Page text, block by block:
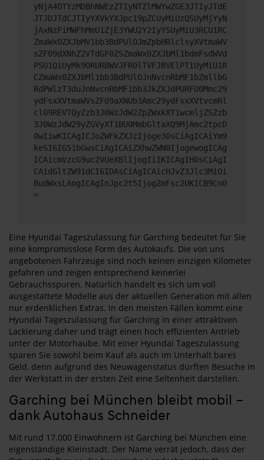
yNjA4OTYzMDBhNWEzZTIyNTZlMWYwZGE3JTIyJTdE
JTJDJTdCJTIyYXVkYXJpc19pZCUyMiUzQSUyMjYyN
jAxNzFiMWFhMmU1ZjE3YWU2Y2IyYSUyMiU3RCU1RC
ZmaWx0ZXJbMV1bb3BdPUlOJmZpbHRlclsyXVtmaWV
sZF09dXNhZ2VTdGF0ZSZmaWx0ZXJbMl1bdmFsdWVd
PSU1QiUyMk9ORURBWVJFR0lTVFJBVElPTiUyMiU1R
CZmaWx0ZXJbMl1bb3BdPUlOJnNvcnRbMF1bZmllbG
RdPWlzT3duJnNvcnRbMF1bb3JkZXJdPURFU0Mmc29
ydFsxXVtmaWVsZF09aXNUb3Amc29ydFsxXVtvcmRl
cl09REVTQyZzb3J0WzJdW2ZpZWxkXT1wcmljZSZzb
3J0WzJdW29yZGVyXT1BU0MmbGltaXQ9MjAmc2tpcD
0wIiwKICAgICJoZWFkZXJzIjoge30sCiAgICAiYm9
keSI6IG51bGwsCiAgICAiZXhwZWN0IjogewogICAg
ICAicmVzcG9uc2VUeXBlIjogIiIKICAgIH0sCiAgI
CAidGltZW91dCI6IDAsCiAgICAicHJvZ3Jlc3MiOi
BudWxsLAogICAgInJpc2t5IjogZmFsc2UKICB9Cn0
=
Eine Hyundai Tageszulassung für Garching bedeutet für Sie
eine kompromisslose Form des Autokaufs. Die von uns
angebotenen Fahrzeuge sind noch keinen einzigen Kilometer
gefahren und zeigen entsprechend keinerlei
Gebrauchsspuren. Natürlich handelt es sich um voll
ausgestattete Modelle aus der aktuellen Generation mit allen
nur erdenklichen Extras. In den meisten Fällen kommt eine
Hyundai Tageszulassung für Garching in einer attraktiven
Lackierung daher und trägt einen hoch effizienten Antrieb
unter der Motorhaube. Mit einer Hyundai Tageszulassung
sparen Sie sowohl beim Kauf als auch im Unterhalt bares
Geld, denn aufgrund des Neuwagenstatus dürften Besuche in
der Werkstatt in der ersten Zeit eine Seltenheit darstellen.
Garching bei München bleibt mobil –
dank Autohaus Schneider
Mit rund 17.000 Einwohnern ist Garching bei München eine
eigenständige Kleinstadt. Der Name verrät jedoch, dass der